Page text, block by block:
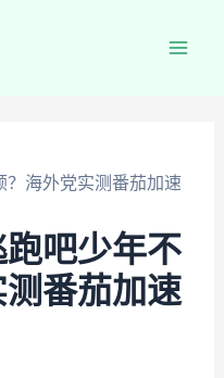
？海外党实测番茄加速
吧少年不
番茄加速